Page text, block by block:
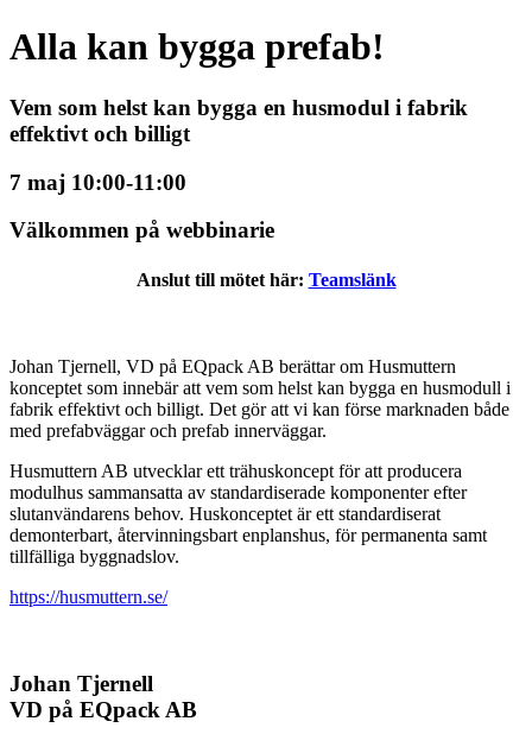
Alla kan bygga prefab!
Vem som helst kan bygga en husmodul i fabrik
effektivt och billigt
7 maj 10:00-11:00
Välkommen på webbinarie
Anslut till mötet här: Teamslänk
Johan Tjernell, VD på EQpack AB berättar om Husmuttern
konceptet som innebär att vem som helst kan bygga en husmodull i
fabrik effektivt och billigt. Det gör att vi kan förse marknaden både
med prefabväggar och prefab innerväggar.
Husmuttern AB utvecklar ett trähuskoncept för att producera
modulhus sammansatta av standardiserade komponenter efter
slutanvändarens behov. Huskonceptet är ett standardiserat
demonterbart, återvinningsbart enplanshus, för permanenta samt
tillfälliga byggnadslov.
https://husmuttern.se/
Johan Tjernell
VD på EQpack AB